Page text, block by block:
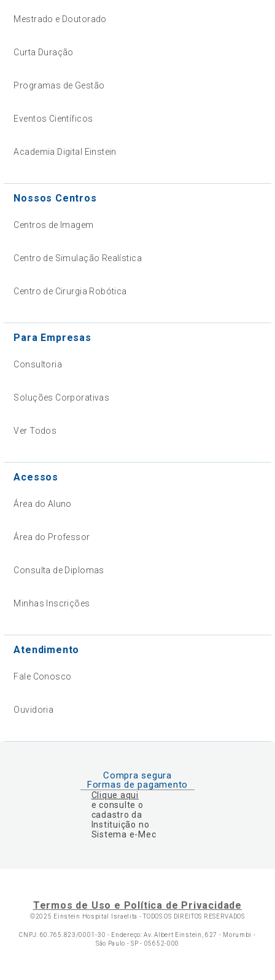
Mestrado e Doutorado
Curta Duração
Programas de Gestão
Eventos Científicos
Academia Digital Einstein
Nossos Centros
Centros de Imagem
Centro de Simulação Realística
Centro de Cirurgia Robótica
Para Empresas
Consultoria
Soluções Corporativas
Ver Todos
Acessos
Área do Aluno
Área do Professor
Consulta de Diplomas
Minhas Inscrições
Atendimento
Fale Conosco
Ouvidoria
Compra segura
Formas de pagamento
Clique aqui
e consulte o
cadastro da
Instituição no
Sistema e-Mec
Termos de Uso e Política de Privacidade
©2025 Einstein Hospital Israelita -TODOS OS DIREITOS RESERVADOS
CNPJ: 60.765.823/0001-30 - Endereço: Av. Albert Einstein, 627 - Morumbi -
São Paulo - SP - 05652-000